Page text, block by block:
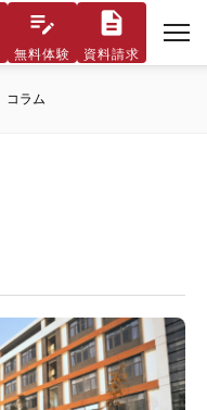
無料体験 資料請求
コラム